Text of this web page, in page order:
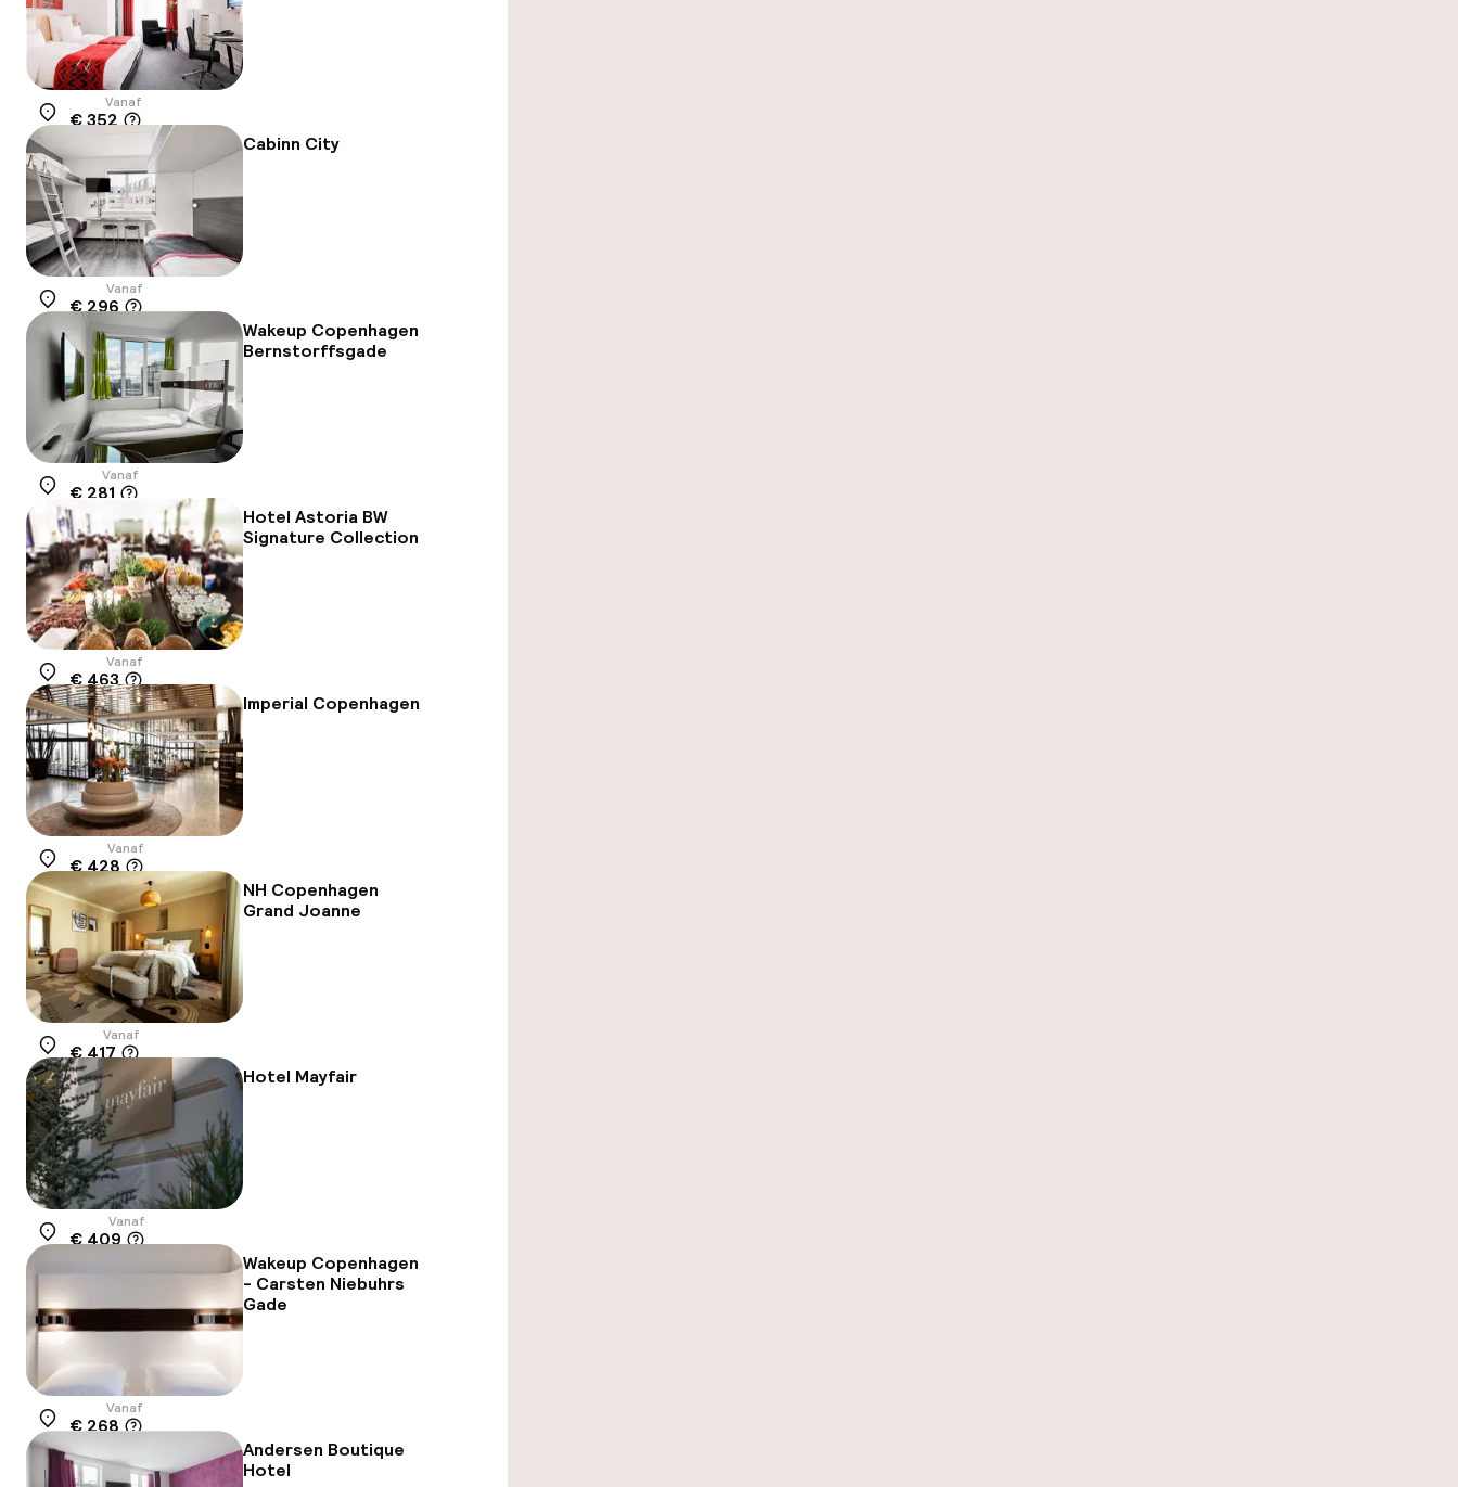
Locatie
Vanaf
€ 352
Cabinn City
Locatie
Vanaf
€ 296
Wakeup Copenhagen
Bernstorffsgade
Locatie
Vanaf
€ 281
Hotel Astoria BW
Signature Collection
Locatie
Vanaf
€ 463
Imperial Copenhagen
Locatie
Vanaf
€ 428
NH Copenhagen
Grand Joanne
Locatie
Vanaf
€ 417
Hotel Mayfair
Locatie
Vanaf
€ 409
Wakeup Copenhagen
- Carsten Niebuhrs
Gade
Locatie
Vanaf
€ 268
Andersen Boutique
Hotel